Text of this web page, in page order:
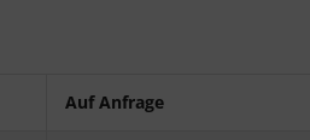
Auf Anfrage